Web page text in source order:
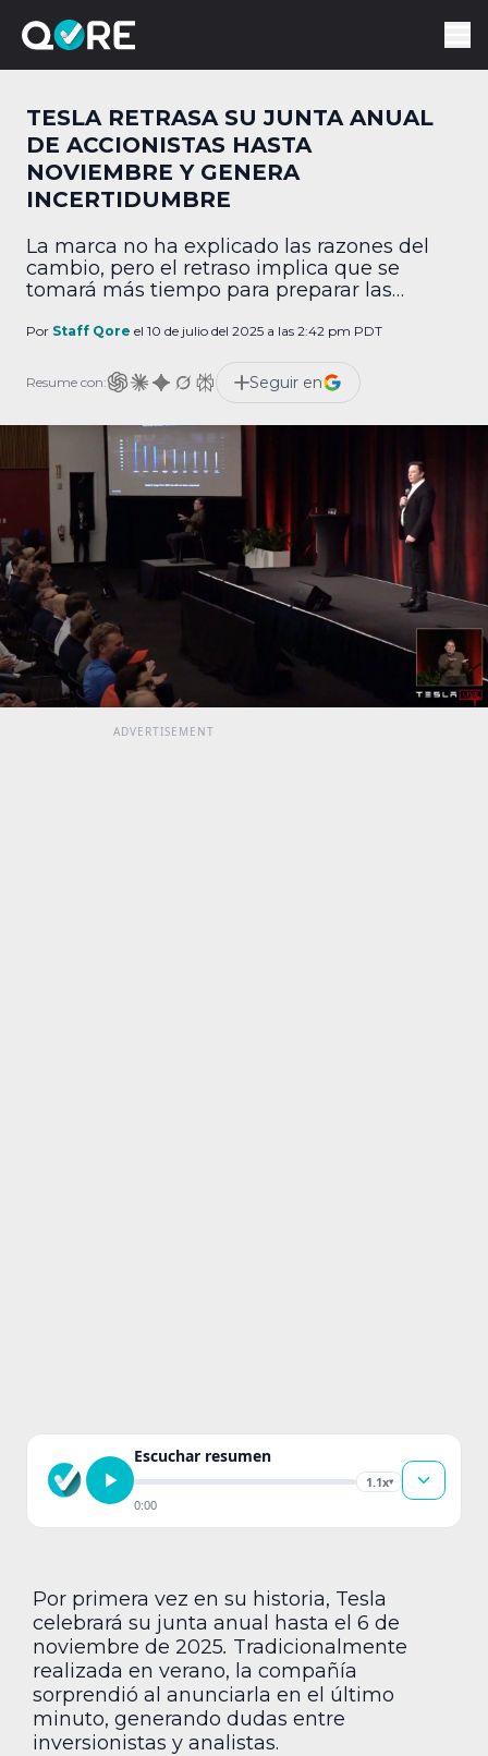
TESLA RETRASA SU JUNTA ANUAL
DE ACCIONISTAS HASTA
NOVIEMBRE Y GENERA
INCERTIDUMBRE
La marca no ha explicado las razones del
cambio, pero el retraso implica que se
tomará más tiempo para preparar las
votación.
Por Staff Qore el 10 de julio del 2025 a las 2:42 pm PDT
Resume con: Seguir en
Escuchar resumen
1.1x▾
0:00
Por primera vez en su historia, Tesla
celebrará su junta anual hasta el 6 de
noviembre de 2025. Tradicionalmente
realizada en verano, la compañía
sorprendió al anunciarla en el último
minuto, generando dudas entre
inversionistas y analistas.